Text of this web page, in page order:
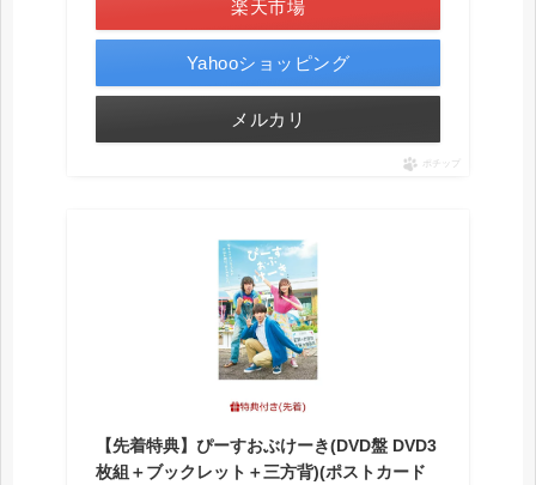
楽天市場
Yahooショッピング
メルカリ
ポチップ
【先着特典】ぴーすおぶけーき(DVD盤 DVD3
枚組＋ブックレット＋三方背)(ポストカード